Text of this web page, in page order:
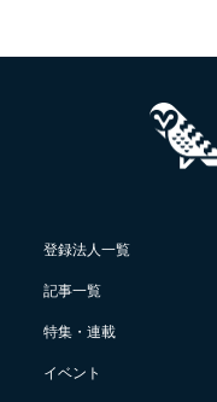
登録法人一覧
記事一覧
特集・連載
イベント